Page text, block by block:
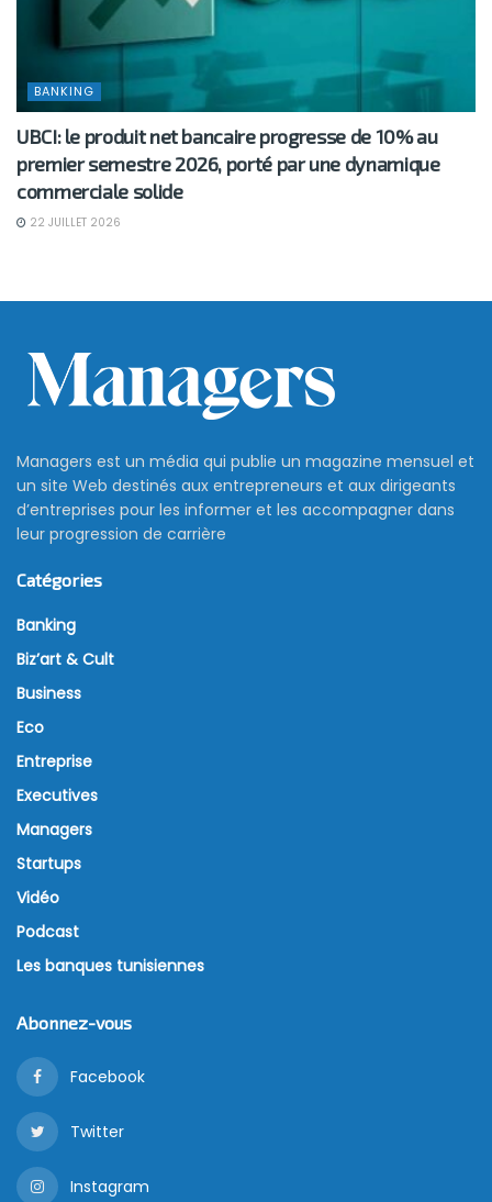
BANKING
UBCI: le produit net bancaire progresse de 10% au
premier semestre 2026, porté par une dynamique
commerciale solide
22 JUILLET 2026
Managers est un média qui publie un magazine mensuel et
un site Web destinés aux entrepreneurs et aux dirigeants
d’entreprises pour les informer et les accompagner dans
leur progression de carrière
Catégories
Banking
Biz’art & Cult
Business
Eco
Entreprise
Executives
Managers
Startups
Vidéo
Podcast
Les banques tunisiennes
Abonnez-vous
Facebook
Twitter
Instagram